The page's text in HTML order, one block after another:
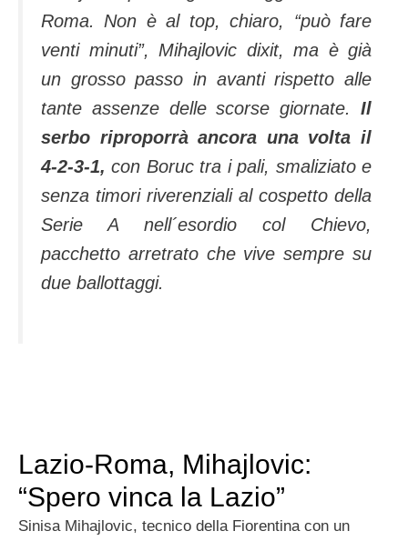
Roma. Non è al top, chiaro, “può fare
venti minuti”, Mihajlovic dixit, ma è già
un grosso passo in avanti rispetto alle
tante assenze delle scorse giornate. Il
serbo riproporrà ancora una volta il
4-2-3-1, con Boruc tra i pali, smaliziato e
senza timori riverenziali al cospetto della
Serie A nell´esordio col Chievo,
pacchetto arretrato che vive sempre su
due ballottaggi.
Lazio-Roma, Mihajlovic:
“Spero vinca la Lazio”
Sinisa Mihajlovic, tecnico della Fiorentina con un